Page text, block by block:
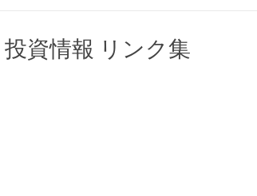
投資情報 リンク集